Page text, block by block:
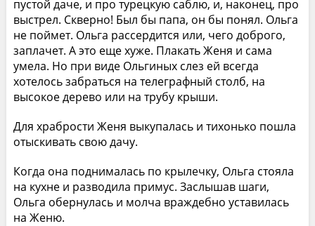
пустой даче, и про турецкую саблю, и, наконец, про
выстрел. Скверно! Был бы папа, он бы понял. Ольга
не поймет. Ольга рассердится или, чего доброго,
заплачет. А это еще хуже. Плакать Женя и сама
умела. Но при виде Ольгиных слез ей всегда
хотелось забраться на телеграфный столб, на
высокое дерево или на трубу крыши.
Для храбрости Женя выкупалась и тихонько пошла
отыскивать свою дачу.
Когда она поднималась по крылечку, Ольга стояла
на кухне и разводила примус. Заслышав шаги,
Ольга обернулась и молча враждебно уставилась
на Женю.